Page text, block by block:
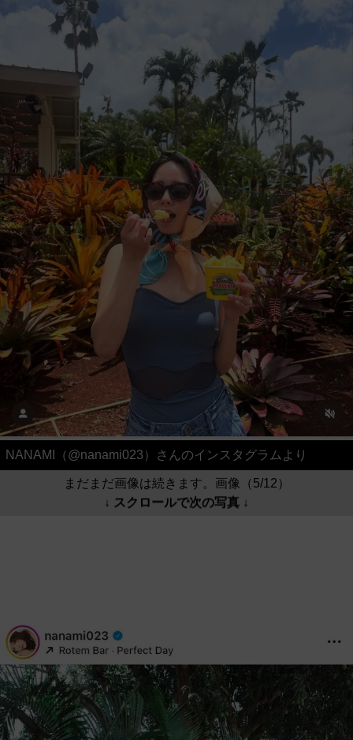
NANAMI（@nanami023）さんのインスタグラムより
まだまだ画像は続きます。画像（5/12）
↓ スクロールで次の写真 ↓